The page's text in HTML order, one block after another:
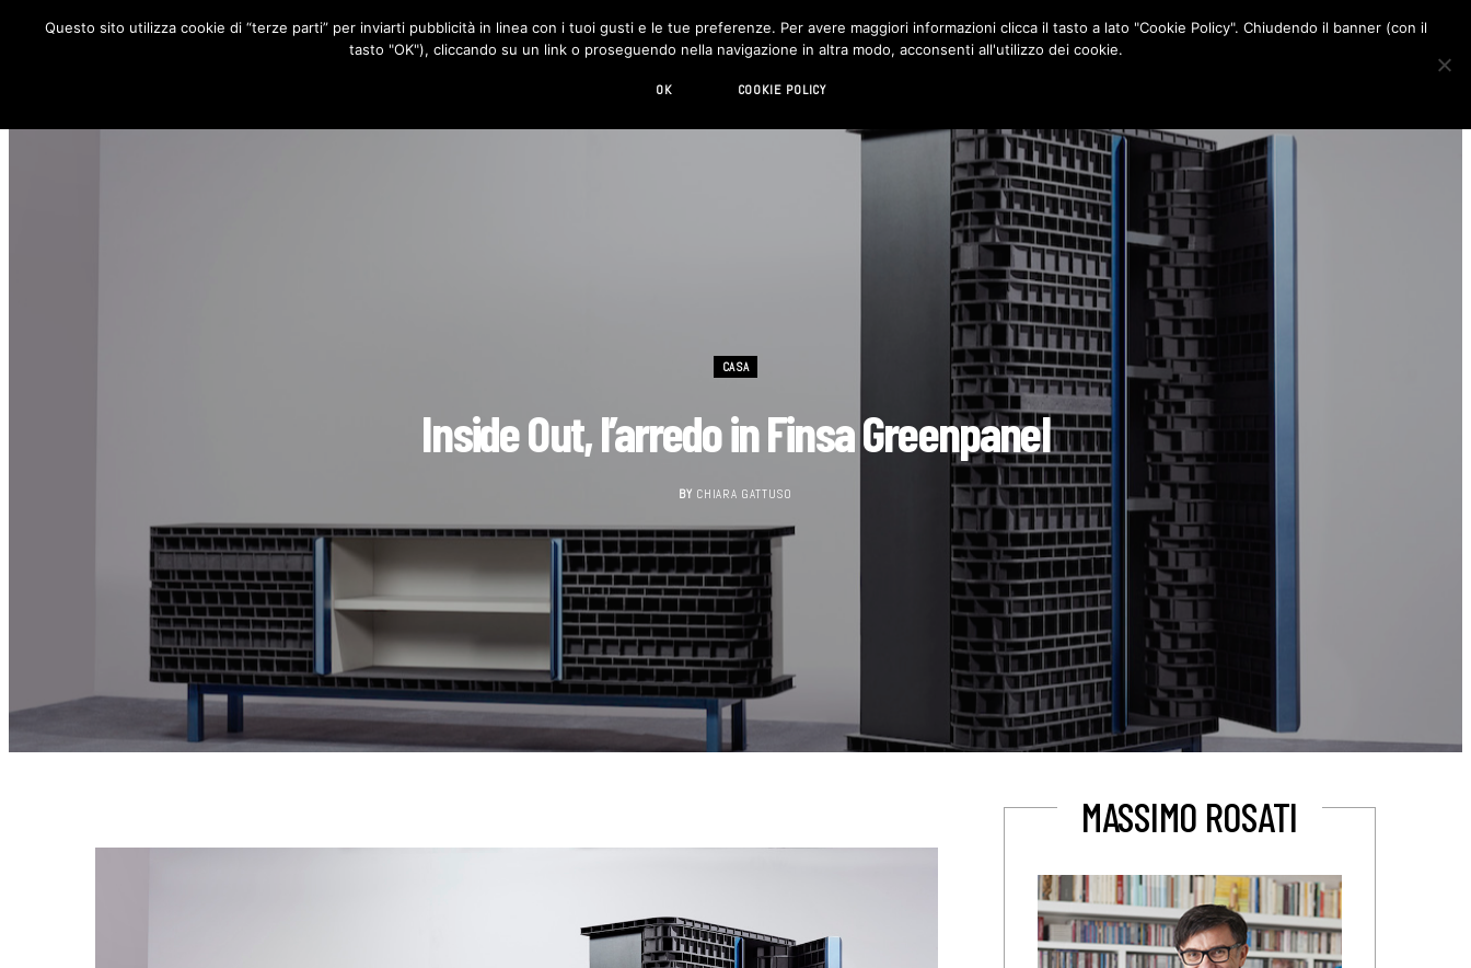
RUBRICHE DESIGN LIVING HI-TECH CHI SIAMO CONTATTI
o
g
r
d
CASA
Inside Out, l’arredo in Finsa Greenpanel
BY CHIARA GATTUSO
MASSIMO ROSATI
Questo sito utilizza cookie di “terze parti” per inviarti pubblicità in linea con i tuoi gusti e le tue preferenze. Per avere maggiori informazioni clicca il tasto a lato "Cookie Policy". Chiudendo il banner (con il
tasto "OK"), cliccando su un link o proseguendo nella navigazione in altra modo, acconsenti all'utilizzo dei cookie.
OK COOKIE POLICY